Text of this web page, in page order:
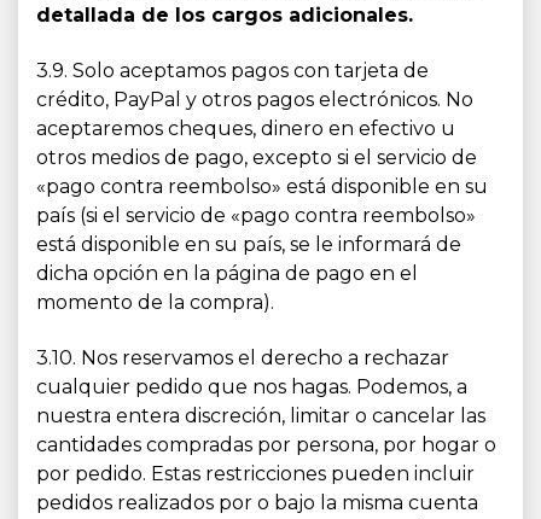
detallada de los cargos adicionales.
3.9. Solo aceptamos pagos con tarjeta de
crédito, PayPal y otros pagos electrónicos. No
aceptaremos cheques, dinero en efectivo u
otros medios de pago, excepto si el servicio de
«pago contra reembolso» está disponible en su
país (si el servicio de «pago contra reembolso»
está disponible en su país, se le informará de
dicha opción en la página de pago en el
momento de la compra).
3.10. Nos reservamos el derecho a rechazar
cualquier pedido que nos hagas. Podemos, a
nuestra entera discreción, limitar o cancelar las
cantidades compradas por persona, por hogar o
por pedido. Estas restricciones pueden incluir
pedidos realizados por o bajo la misma cuenta